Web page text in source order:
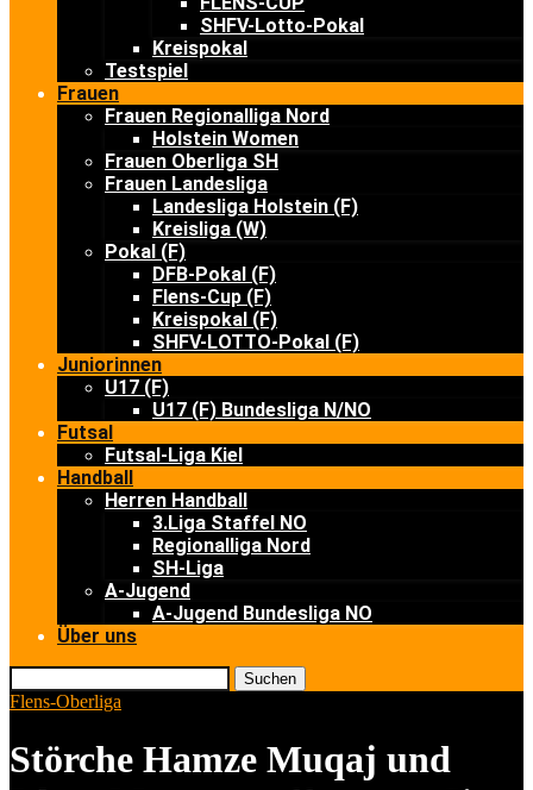
SHFV-Lotto-Pokal
Kreispokal
Testspiel
Frauen
Frauen Regionalliga Nord
Holstein Women
Frauen Oberliga SH
Frauen Landesliga
Landesliga Holstein (F)
Kreisliga (W)
Pokal (F)
DFB-Pokal (F)
Flens-Cup (F)
Kreispokal (F)
SHFV-LOTTO-Pokal (F)
Juniorinnen
U17 (F)
U17 (F) Bundesliga N/NO
Futsal
Futsal-Liga Kiel
Handball
Herren Handball
3.Liga Staffel NO
Regionalliga Nord
SH-Liga
A-Jugend
A-Jugend Bundesliga NO
Über uns
Suchen
Flens-Oberliga
Störche Hamze Muqaj und